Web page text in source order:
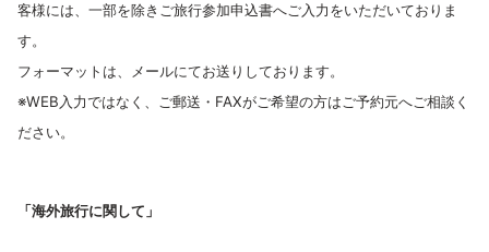
客様には、一部を除きご旅行参加申込書へご入力をいただいておりま
す。
フォーマットは、メールにてお送りしております。
※WEB入力ではなく、ご郵送・FAXがご希望の方はご予約元へご相談く
ださい。
「海外旅行に関して」